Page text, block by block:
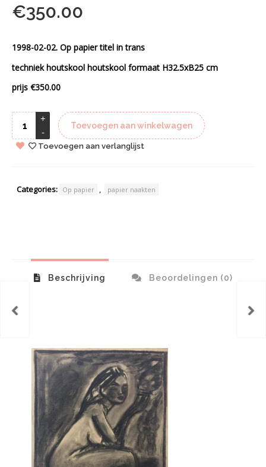
€350.00
1998-02-02. Op papier titel in trans
techniek houtskool houtskool formaat H32.5xB25 cm
prijs €350.00
Toevoegen aan winkelwagen
Toevoegen aan verlanglijst
Categories: Op papier , papier naakten
Beschrijving Beoordelingen (0)